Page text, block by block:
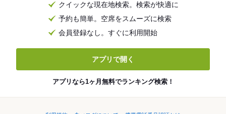
クイックな現在地検索。検索が快適に
予約も簡単。空席をスムーズに検索
会員登録なし。すぐに利用開始
アプリで開く
アプリなら1ヶ月無料でランキング検索！